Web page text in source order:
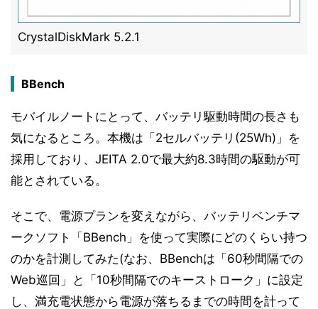
CrystalDiskMark 5.2.1
BBench
モバイルノートにとって、バッテリ駆動時間の長さも
気になるところ。本機は「2セルバッテリ(25Wh)」を
採用しており、JEITA 2.0で最大約8.3時間の駆動が可
能とされている。
そこで、電源プランを変えながら、バッテリベンチマ
ークソフト「BBench」を使って実際にどのくらい持つ
のかを計測してみた(なお、BBenchは「60秒間隔での
Web巡回」と「10秒間隔でのキーストローク」に設定
し、満充電状態から電源が落ちるまでの時間を計って